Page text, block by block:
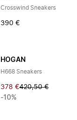
Crosswind Sneakers
390 €
HOGAN
H668 Sneakers
378 €420,50 €
-10%